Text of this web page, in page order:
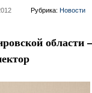
Рубрика: Новости
области